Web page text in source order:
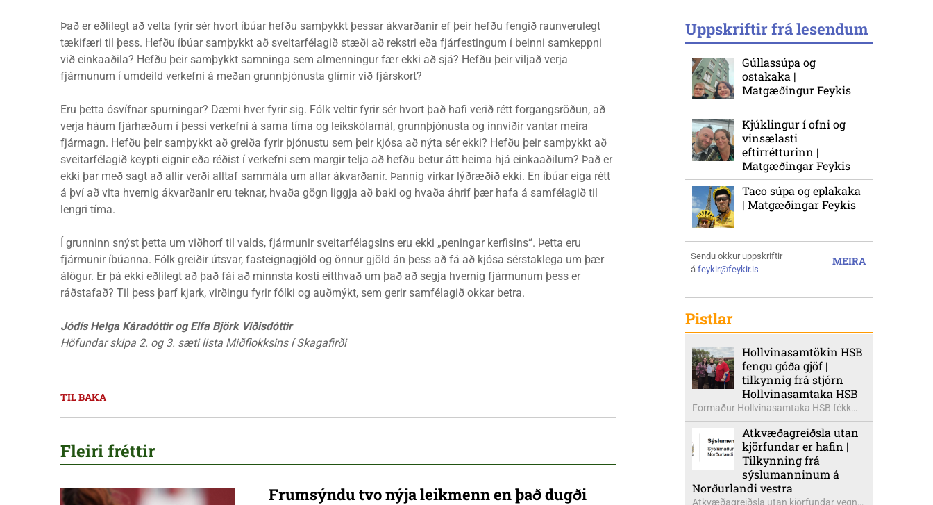
Það er eðlilegt að velta fyrir sér hvort íbúar hefðu samþykkt þessar ákvarðanir ef þeir hefðu fengið raunverulegt
tækifæri til þess. Hefðu íbúar samþykkt að sveitarfélagið stæði að rekstri eða fjárfestingum í beinni samkeppni
við einkaaðila? Hefðu þeir samþykkt samninga sem almenningur fær ekki að sjá? Hefðu þeir viljað verja
fjármunum í umdeild verkefni á meðan grunnþjónusta glímir við fjárskort?
Eru þetta ósvífnar spurningar? Dæmi hver fyrir sig. Fólk veltir fyrir sér hvort það hafi verið rétt forgangsröðun, að
verja háum fjárhæðum í þessi verkefni á sama tíma og leikskólamál, grunnþjónusta og innviðir vantar meira
fjármagn. Hefðu þeir samþykkt að greiða fyrir þjónustu sem þeir kjósa að nýta sér ekki? Hefðu þeir samþykkt að
sveitarfélagið keypti eignir eða réðist í verkefni sem margir telja að hefðu betur átt heima hjá einkaaðilum? Það er
ekki þar með sagt að allir verði alltaf sammála um allar ákvarðanir. Þannig virkar lýðræðið ekki. En íbúar eiga rétt
á því að vita hvernig ákvarðanir eru teknar, hvaða gögn liggja að baki og hvaða áhrif þær hafa á samfélagið til
lengri tíma.
Í grunninn snýst þetta um viðhorf til valds, fjármunir sveitarfélagsins eru ekki „peningar kerfisins“. Þetta eru
fjármunir íbúanna. Fólk greiðir útsvar, fasteignagjöld og önnur gjöld án þess að fá að kjósa sérstaklega um þær
álögur. Er þá ekki eðlilegt að það fái að minnsta kosti eitthvað um það að segja hvernig fjármunum þess er
ráðstafað? Til þess þarf kjark, virðingu fyrir fólki og auðmýkt, sem gerir samfélagið okkar betra.
Jódís Helga Káradóttir og Elfa Björk Víðisdóttir
Höfundar skipa 2. og 3. sæti lista Miðflokksins í Skagafirði
TIL BAKA
Fleiri fréttir
Frumsýndu tvo nýja leikmenn en það dugði
Uppskriftir frá lesendum
Gúllassúpa og
ostakaka |
Matgæðingur Feykis
Kjúklingur í ofni og
vinsælasti
eftirrétturinn |
Matgæðingar Feykis
Taco súpa og eplakaka
| Matgæðingar Feykis
MEIRA
Sendu okkur uppskriftir
á feykir@feykir.is
Pistlar
Hollvinasamtökin HSB
fengu góða gjöf |
tilkynnig frá stjórn
Hollvinasamtaka HSB
Formaður Hollvinasamtaka HSB fékk
heldur betur góða heimsók þann 5.
ágúst síðastliðinn. Þarna voru mættar
þær Ingibjörg á Auðólfsstöðum
formaður Kvenfélags
Bólstaðarhlíðarhrepps og Guðrún á
Auðkúlu formaður Kvenfélags
Atkvæðagreiðsla utan
kjörfundar er hafin |
Tilkynning frá
sýslumanninum á
Norðurlandi vestra
Atkvæðagreiðsla utan kjörfundar vegna